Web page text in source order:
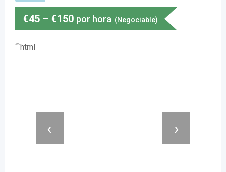
€45 – €150 por hora (Negociable)
“`html
‹ ›